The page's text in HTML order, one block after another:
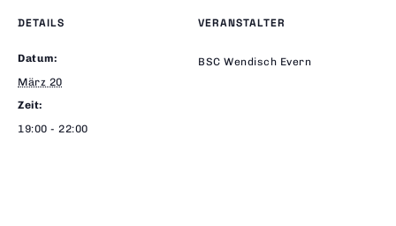
DETAILS
Datum:
März 20
Zeit:
19:00 - 22:00
VERANSTALTER
BSC Wendisch Evern